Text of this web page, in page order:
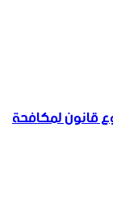
قانون لمكافحة